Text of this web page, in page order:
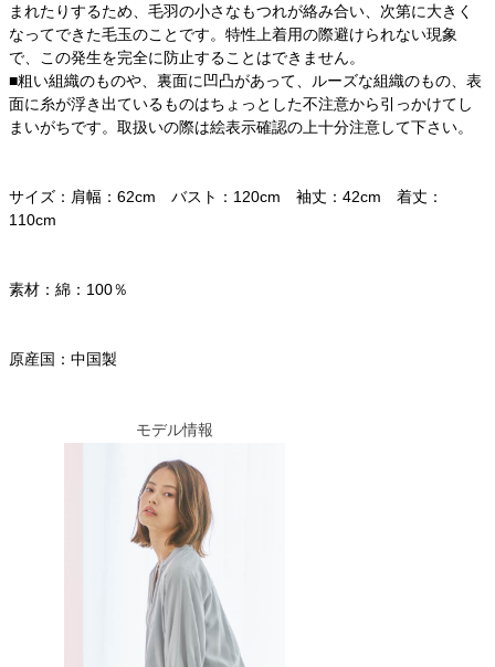
まれたりするため、毛羽の小さなもつれが絡み合い、次第に大きく
なってできた毛玉のことです。特性上着用の際避けられない現象
で、この発生を完全に防止することはできません。
■粗い組織のものや、裏面に凹凸があって、ルーズな組織のもの、表
面に糸が浮き出ているものはちょっとした不注意から引っかけてし
まいがちです。取扱いの際は絵表示確認の上十分注意して下さい。
サイズ：肩幅：62cm バスト：120cm 袖丈：42cm 着丈：
110cm
素材：綿：100％
原産国：中国製
モデル情報